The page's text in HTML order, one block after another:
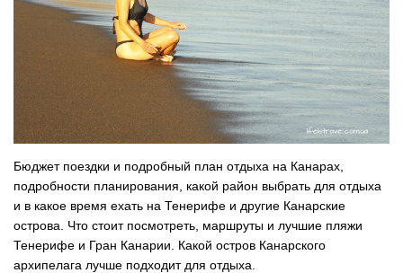
Бюджет поездки и подробный план отдыха на Канарах,
подробности планирования, какой район выбрать для отдыха
и в какое время ехать на Тенерифе и другие Канарские
острова. Что стоит посмотреть, маршруты и лучшие пляжи
Тенерифе и Гран Канарии. Какой остров Канарского
архипелага лучше подходит для отдыха.